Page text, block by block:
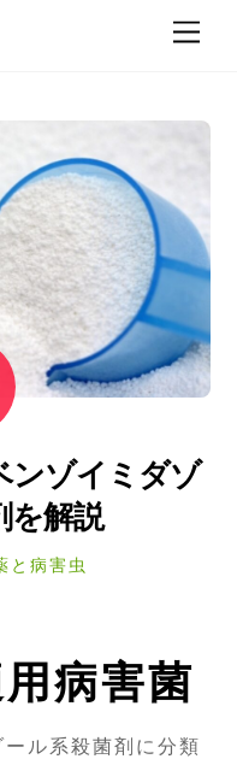
ンゾイミダゾ
を解説
と病害虫
病害菌
ル系殺菌剤に分類